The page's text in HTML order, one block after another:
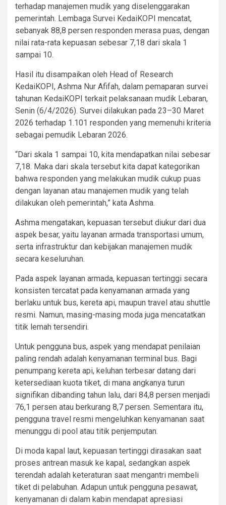
terhadap manajemen mudik yang diselenggarakan
pemerintah. Lembaga Survei KedaiKOPI mencatat,
sebanyak 88,8 persen responden merasa puas, dengan
nilai rata-rata kepuasan sebesar 7,18 dari skala 1
sampai 10.
Hasil itu disampaikan oleh Head of Research
KedaiKOPI, Ashma Nur Afifah, dalam pemaparan survei
tahunan KedaiKOPI terkait pelaksanaan mudik Lebaran,
Senin (6/4/2026). Survei dilakukan pada 23–30 Maret
2026 terhadap 1.101 responden yang memenuhi kriteria
sebagai pemudik Lebaran 2026.
“Dari skala 1 sampai 10, kita mendapatkan nilai sebesar
7,18. Maka dari skala tersebut kita dapat kategorikan
bahwa responden yang melakukan mudik cukup puas
dengan layanan atau manajemen mudik yang telah
dilakukan oleh pemerintah,” kata Ashma.
Ashma mengatakan, kepuasan tersebut diukur dari dua
aspek besar, yaitu layanan armada transportasi umum,
serta infrastruktur dan kebijakan manajemen mudik
secara keseluruhan.
Pada aspek layanan armada, kepuasan tertinggi secara
konsisten tercatat pada kenyamanan armada yang
berlaku untuk bus, kereta api, maupun travel atau shuttle
resmi. Namun, masing-masing moda juga mencatatkan
titik lemah tersendiri.
Untuk pengguna bus, aspek yang mendapat penilaian
paling rendah adalah kenyamanan terminal bus. Bagi
penumpang kereta api, keluhan terbesar datang dari
ketersediaan kuota tiket, di mana angkanya turun
signifikan dibanding tahun lalu, dari 84,8 persen menjadi
76,1 persen atau berkurang 8,7 persen. Sementara itu,
pengguna travel resmi mengeluhkan kenyamanan saat
menunggu di pool atau titik penjemputan.
Di moda kapal laut, kepuasan tertinggi dirasakan saat
proses antrean masuk ke kapal, sedangkan aspek
terendah adalah keteraturan saat mengantri membeli
tiket di pelabuhan. Adapun untuk pengguna pesawat,
kenyamanan di dalam kabin mendapat apresiasi